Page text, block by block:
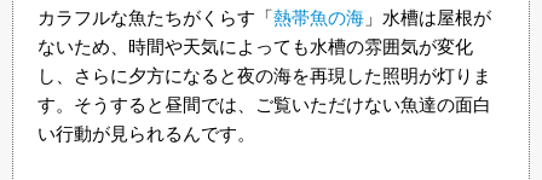
カラフルな魚たちがくらす「熱帯魚の海 」水槽は屋根が
ないため、時間や天気によっても水槽の雰囲気が変化
し、さらに夕方になると夜の海を再現した照明が灯りま
す。そうすると昼間では、ご覧いただけない魚達の面白
い行動が見られるんです。